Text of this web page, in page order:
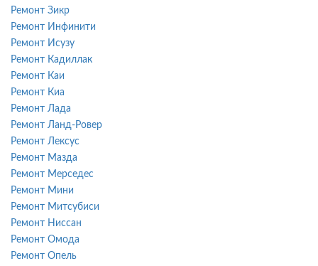
Ремонт Зикр
Ремонт Инфинити
Ремонт Исузу
Ремонт Кадиллак
Ремонт Каи
Ремонт Киа
Ремонт Лада
Ремонт Ланд-Ровер
Ремонт Лексус
Ремонт Мазда
Ремонт Мерседес
Ремонт Мини
Ремонт Митсубиси
Ремонт Ниссан
Ремонт Омода
Ремонт Опель